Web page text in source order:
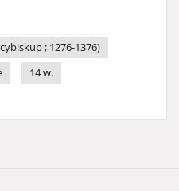
; 1276-1376)
14 w.